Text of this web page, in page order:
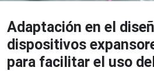
Adaptación en el
dispositivos
para facilitar el uso